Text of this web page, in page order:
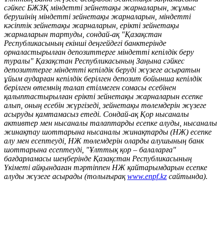
сәйкес БЖЗҚ міндетті зейнетақы жарналарын, жұмыс
берушінің міндетті зейнетақы жарналарын, міндетті
кәсіптік зейнетақы жарналарын, ерікті зейнетақы
жарналарын тартуды, сондай-ақ "Қазақстан
Республикасының екінші деңгейдегі банктерінде
орналастырылған депозиттерге міндетті кепілдік беру
туралы" Қазақстан Республикасының Заңына сәйкес
депозиттерге міндетті кепілдік беруді жүзеге асыратын
ұйым аударған кепілдік берілген депозит бойынша кепілдік
берілген өтемнің талап етілмеген сомасы есебінен
қалыптастырылған ерікті зейнетақы жарналарын есепке
алып, оның есебін жүргізеді, зейнетақы төлемдерін жүзеге
асыруды қамтамасыз етеді. Сондай-ақ Қор нысаналы
активтер мен нысаналы талаптарды есепке алуды, нысаналы
жинақтау шоттарына нысаналы жинақтарды (НЖ) есепке
алу мен есептеуді, НЖ төлемдерін оларды алушының банк
шоттарына есептеуді, "Ұлттық қор – балаларға"
бағдарламасы шеңберінде Қазақстан Республикасының
Үкіметі айқындаған тәртіппен НЖ қайтарымдарын есепке
алуды жүзеге асырады (толығырақwww.enpf.kz сайтында).